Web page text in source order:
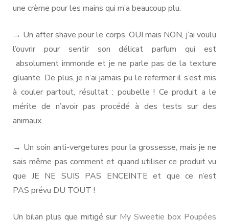
une crème pour les mains qui m’a beaucoup plu.
→ Un after shave pour le corps. OUI mais NON, j’ai voulu
l’ouvrir pour sentir son délicat parfum qui est
absolument immonde et je ne parle pas de la texture
gluante. De plus, je n’ai jamais pu le refermer il s’est mis
à couler partout, résultat : poubelle ! Ce produit a le
mérite de n’avoir pas procédé à des tests sur des
animaux.
→ Un soin anti-vergetures pour la grossesse, mais je ne
sais même pas comment et quand utiliser ce produit vu
que JE NE SUIS PAS ENCEINTE et que ce n’est
PAS prévu DU TOUT !
Un bilan plus que mitigé sur My Sweetie box Poupées